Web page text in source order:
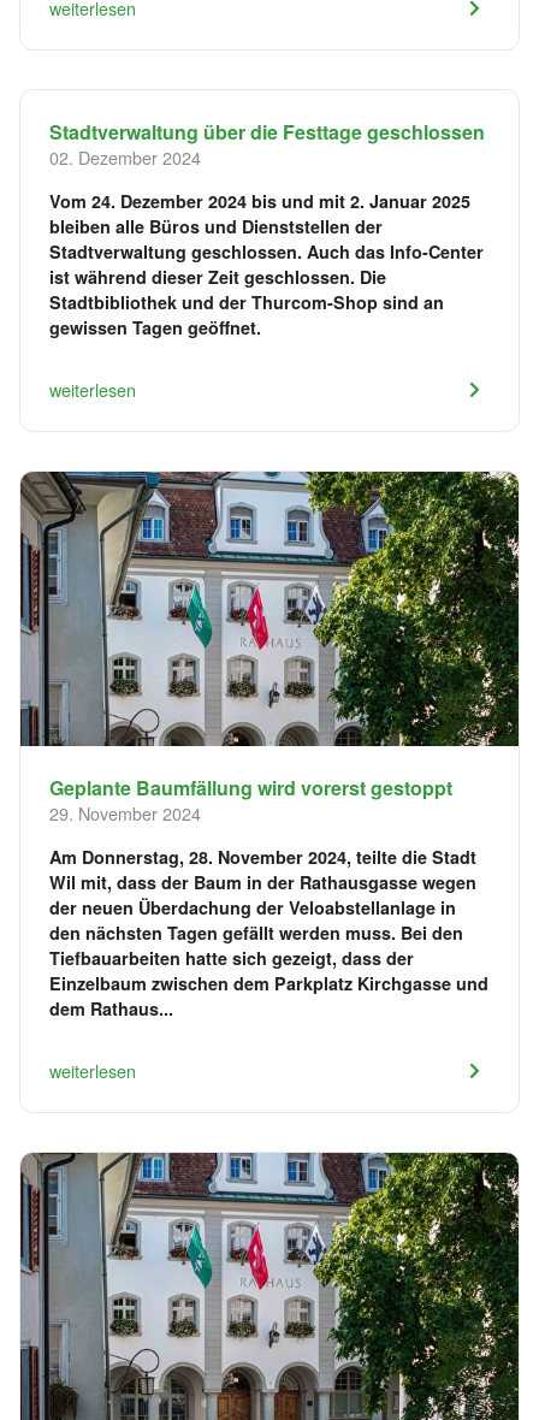
weiterlesen
Stadtverwaltung über die Festtage geschlossen
02. Dezember 2024
Vom 24. Dezember 2024 bis und mit 2. Januar 2025
bleiben alle Büros und Dienststellen der
Stadtverwaltung geschlossen. Auch das Info-Center
ist während dieser Zeit geschlossen. Die
Stadtbibliothek und der Thurcom-Shop sind an
gewissen Tagen geöffnet.
weiterlesen
Geplante Baumfällung wird vorerst gestoppt
29. November 2024
Am Donnerstag, 28. November 2024, teilte die Stadt
Wil mit, dass der Baum in der Rathausgasse wegen
der neuen Überdachung der Veloabstellanlage in
den nächsten Tagen gefällt werden muss. Bei den
Tiefbauarbeiten hatte sich gezeigt, dass der
Einzelbaum zwischen dem Parkplatz Kirchgasse und
dem Rathaus...
weiterlesen